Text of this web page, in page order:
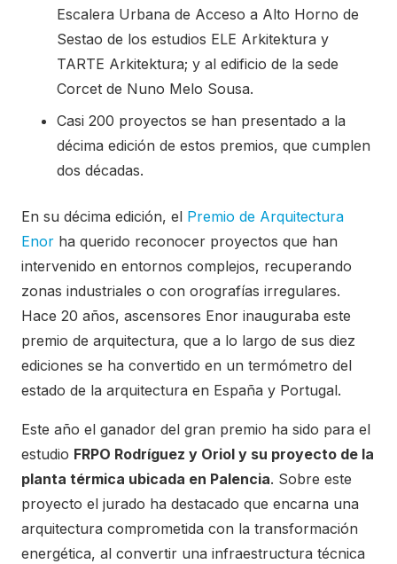
Escalera Urbana de Acceso a Alto Horno de
Sestao de los estudios ELE Arkitektura y
TARTE Arkitektura; y al edificio de la sede
Corcet de Nuno Melo Sousa.
Casi 200 proyectos se han presentado a la
décima edición de estos premios, que cumplen
dos décadas.
En su décima edición, el Premio de Arquitectura
Enor ha querido reconocer proyectos que han
intervenido en entornos complejos, recuperando
zonas industriales o con orografías irregulares.
Hace 20 años, ascensores Enor inauguraba este
premio de arquitectura, que a lo largo de sus diez
ediciones se ha convertido en un termómetro del
estado de la arquitectura en España y Portugal.
Este año el ganador del gran premio ha sido para el
estudio FRPO Rodríguez y Oriol y su proyecto de la
planta térmica ubicada en Palencia. Sobre este
proyecto el jurado ha destacado que encarna una
arquitectura comprometida con la transformación
energética, al convertir una infraestructura técnica